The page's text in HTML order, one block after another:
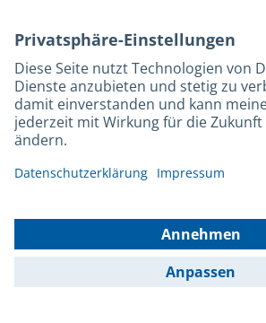
Barrierefreiheit
Leichte Sprache
Gebärdensprache
Datenschutz
Kontakt
© 2026 Portal München Betriebs GmbH & Co. KG
Landeshauptstadt München und der Stadtwerke